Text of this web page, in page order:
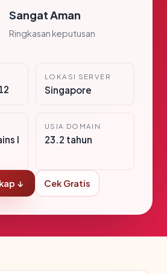
Sangat Aman
Ringkasan keputusan
LOKASI SERVER
Singapore
I
USIA DOMAIN
23.2 tahun
↓ Cek Gratis